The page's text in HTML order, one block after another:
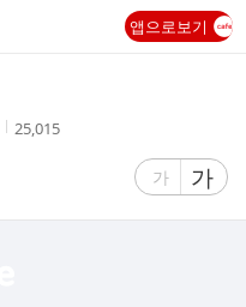
앱으로보기
조
25,015
글
가
글
자
가